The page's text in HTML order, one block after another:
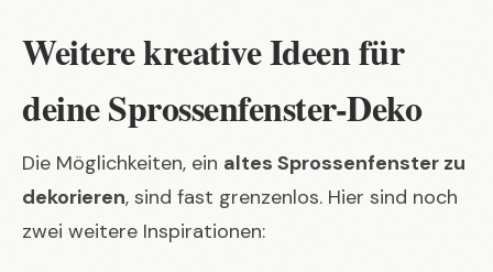
Weitere kreative Ideen für
deine Sprossenfenster-Deko
Die Möglichkeiten, ein altes Sprossenfenster zu
dekorieren, sind fast grenzenlos. Hier sind noch
zwei weitere Inspirationen: